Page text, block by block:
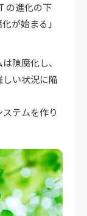
の進化の下
が始まる」
陳腐化し、
い状況に陥
テムを作り